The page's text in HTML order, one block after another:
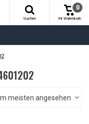
Suchen
0
Ihr Warenkorb
meisten angesehen